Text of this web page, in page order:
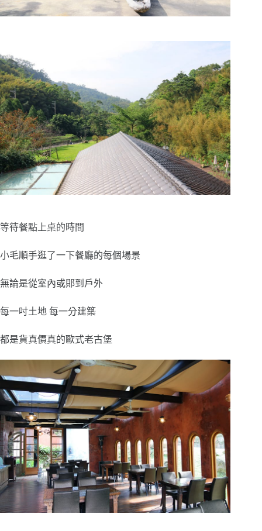
等待餐點上桌的時間
小毛順手逛了一下餐廳的每個場景
無論是從室內或郥到戶外
每一吋土地 每一分建築
都是貨真價真的歐式老古堡